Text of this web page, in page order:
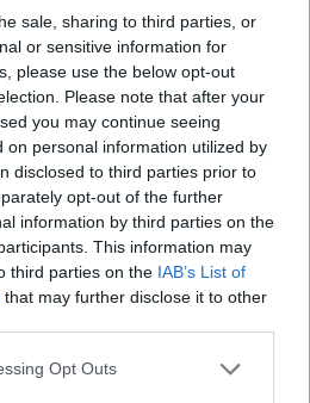
sale, sharing to third parties, or
or sensitive information for
please use the below opt-out
Please note that after your
you may continue seeing
on personal information utilized by
disclosed to third parties prior to
opt-out of the further
information by third parties on the
This information may
third parties on the IAB’s List of
that may further disclose it to other
Opt Outs
és C1 (31-50%
foglalkoztathatósága
útján) egészségi
esetében jár:
ellátás minimális
rehabilitációval
alapösszeg (129.860 Ft)
hó;
ellátás minimális
rehabilitáció
Ft) 40%-a, aza 51.945